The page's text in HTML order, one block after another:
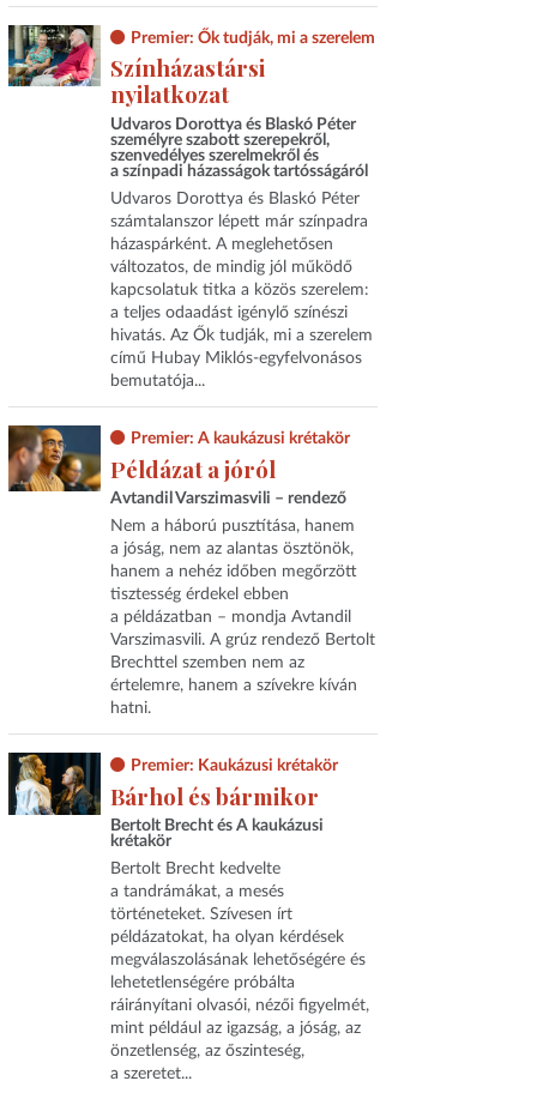
Premier: Ők tudják, mi a szerelem
Színházastársi
nyilatkozat
Udvaros Dorottya és Blaskó Péter
személyre szabott szerepekről,
szenvedélyes szerelmekről és
a színpadi házasságok tartósságáról
Udvaros Dorottya és Blaskó Péter
számtalanszor lépett már színpadra
házaspárként. A meglehetősen
változatos, de mindig jól működő
kapcsolatuk titka a közös szerelem:
a teljes odaadást igénylő színészi
hivatás. Az Ők tudják, mi a szerelem
című Hubay Miklós-egyfelvonásos
bemutatója...
Premier: A kaukázusi krétakör
Példázat a jóról
Avtandil Varszimasvili – rendező
Nem a háború pusztítása, hanem
a jóság, nem az alantas ösztönök,
hanem a nehéz időben megőrzött
tisztesség érdekel ebben
a példázatban – mondja Avtandil
Varszimasvili. A grúz rendező Bertolt
Brechttel szemben nem az
értelemre, hanem a szívekre kíván
hatni.
Premier: Kaukázusi krétakör
Bárhol és bármikor
Bertolt Brecht és A kaukázusi
krétakör
Bertolt Brecht kedvelte
a tandrámákat, a mesés
történeteket. Szívesen írt
példázatokat, ha olyan kérdések
megválaszolásának lehetőségére és
lehetetlenségére próbálta
ráirányítani olvasói, nézői figyelmét,
mint például az igazság, a jóság, az
önzetlenség, az őszinteség,
a szeretet...